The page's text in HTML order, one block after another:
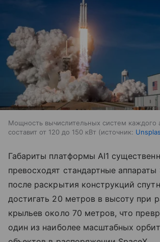
Мощность вычислительных систем каждого
составит от 120 до 150 кВт
источник:
Габариты платформы AI1
превосходят стандартные аппараты
после раскрытия конструкций
достигать 20 метров в высоту при
крыльев около 70 метров, что
один из наиболее масштабных